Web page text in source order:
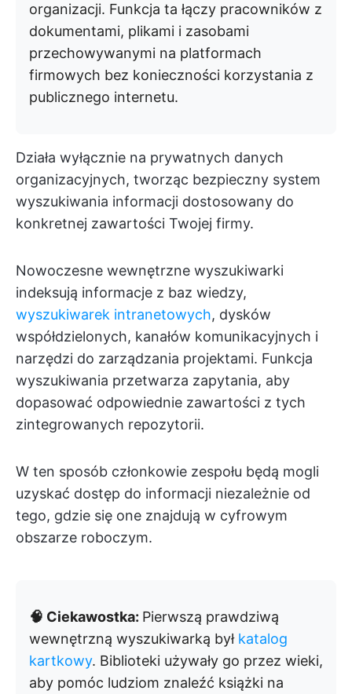
organizacji. Funkcja ta łączy pracowników z
dokumentami, plikami i zasobami
przechowywanymi na platformach
firmowych bez konieczności korzystania z
publicznego internetu.
Działa wyłącznie na prywatnych danych
organizacyjnych, tworząc bezpieczny system
wyszukiwania informacji dostosowany do
konkretnej zawartości Twojej firmy.
Nowoczesne wewnętrzne wyszukiwarki
indeksują informacje z baz wiedzy,
wyszukiwarek intranetowych, dysków
współdzielonych, kanałów komunikacyjnych i
narzędzi do zarządzania projektami. Funkcja
wyszukiwania przetwarza zapytania, aby
dopasować odpowiednie zawartości z tych
zintegrowanych repozytorii.
W ten sposób członkowie zespołu będą mogli
uzyskać dostęp do informacji niezależnie od
tego, gdzie się one znajdują w cyfrowym
obszarze roboczym. ​​​​​​​​​​​​​​​​
🧠 Ciekawostka: Pierwszą prawdziwą
wewnętrzną wyszukiwarką był katalog
kartkowy. Biblioteki używały go przez wieki,
aby pomóc ludziom znaleźć książki na